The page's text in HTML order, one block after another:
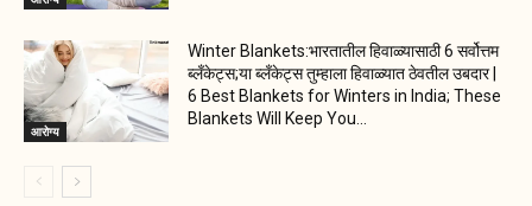
आरोग्य
Winter Blankets:भारतातील हिवाळ्यासाठी 6 सर्वोत्तम
ब्लँकेट्स;या ब्लँकेट्स तुम्हाला हिवाळ्यात ठेवतील उबदार |
6 Best Blankets for Winters in India; These
Blankets Will Keep You...